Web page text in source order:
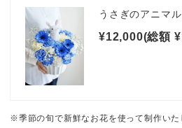
うさぎのアニマ
¥12,000(総額
※季節の旬で新鮮なお花を使って制作い